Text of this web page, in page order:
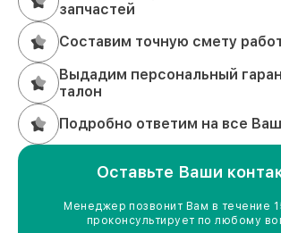
запчастей
Составим точную смету
Выдадим персональный
талон
Подробно ответим на все
Оставьте Ваши
Менеджер позвонит Вам в течение
проконсультирует по любому